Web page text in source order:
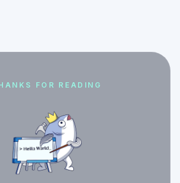
FOR READING